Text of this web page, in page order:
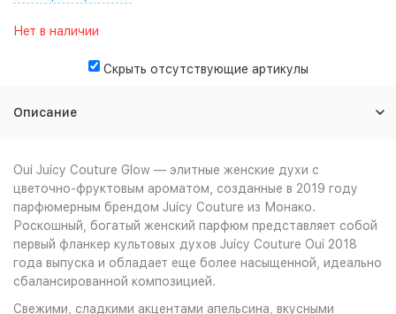
Нет в наличии
Скрыть отсутствующие артикулы
Описание
Oui Juicy Couture Glow — элитные женские духи с
цветочно-фруктовым ароматом, созданные в 2019 году
парфюмерным брендом Juicy Couture из Монако.
Роскошный, богатый женский парфюм представляет собой
первый фланкер культовых духов Juicy Couture Oui 2018
года выпуска и обладает еще более насыщенной, идеально
сбалансированной композицией.
Свежими, сладкими акцентами апельсина, вкусными